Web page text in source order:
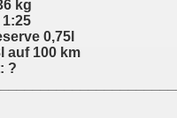
kg
0,75l
auf 100 km
?